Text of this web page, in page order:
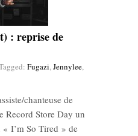
: reprise de
Fugazi,Jennylee,
chanteuse de
Record Store Day un
I’m So Tired » de